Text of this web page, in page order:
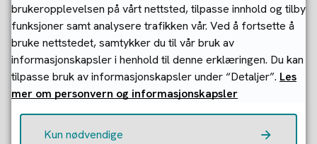
Fant du det du lette etter?
Ja Nei
brukeropplevelsen på vårt nettsted, tilpasse innhold og tilby
funksjoner samt analysere trafikken vår. Ved å fortsette å
bruke nettstedet, samtykker du til vår bruk av
informasjonskapsler i henhold til denne erklæringen. Du kan
tilpasse bruk av informasjonskapsler under “Detaljer”. Les
mer om personvern og informasjonskapsler
Kun nødvendige